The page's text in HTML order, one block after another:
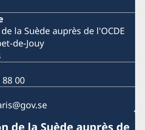
la Suède auprès de l'OCDE
de-Jouy
88 00
de la Suède auprès de